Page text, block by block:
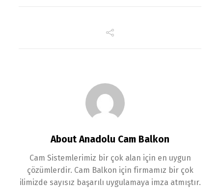
About Anadolu Cam Balkon
Cam Sistemlerimiz bir çok alan için en uygun
çözümlerdir. Cam Balkon için firmamız bir çok
ilimizde sayısız başarılı uygulamaya imza atmıştır.